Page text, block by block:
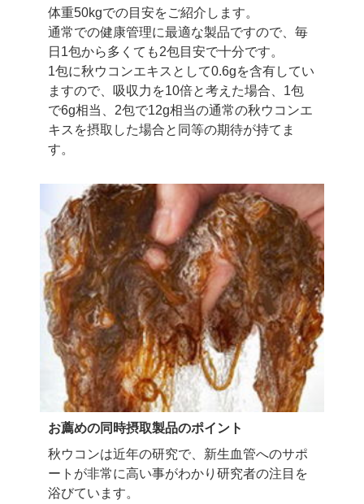
体重50kgでの目安をご紹介します。
通常での健康管理に最適な製品ですので、 毎
日1包から多くても2包目安で十分です。
1包に秋ウコンエキスとして0.6gを含有してい
ますので、
吸収力を10倍と考えた場合、1包
で6g相当、2包で12g相当の通常の秋ウコンエ
キスを摂取した場合と 同等の期待が持てま
す。
お薦めの同時摂取製品のポイント
秋ウコンは近年の研究で、新生血管へのサポ
ートが非常に高い事がわかり研究者の注目を
浴びています。